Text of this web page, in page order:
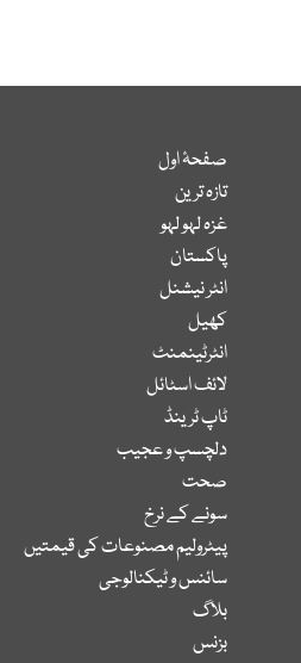
صفحۂ اول
تازہ ترین
غزہ لہو لہو
پاکستان
انٹر نیشنل
کھیل
انٹرٹینمنٹ
لائف اسٹائل
ٹاپ ٹرینڈ
دلچسپ و عجیب
صحت
سونے کے نرخ
پیٹرولیم مصنوعات کی قیمتیں
سائنس و ٹیکنالوجی
بلاگ
بزنس